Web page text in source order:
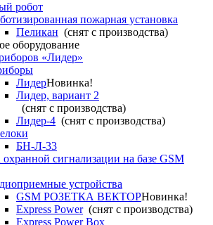
робот
пожарная установка
Пеликан (снят с производства)
оборудование
«Лидер»
ЛидерНовинка!
Лидер, вариант 2
(снят с производства)
Лидер-4 (снят с производства)
БН-Л-33
сигнализации на базе GSM
устройства
GSM РОЗЕТКА ВЕКТОРНовинка!
Express Power(снят с производства)
Express Power Box